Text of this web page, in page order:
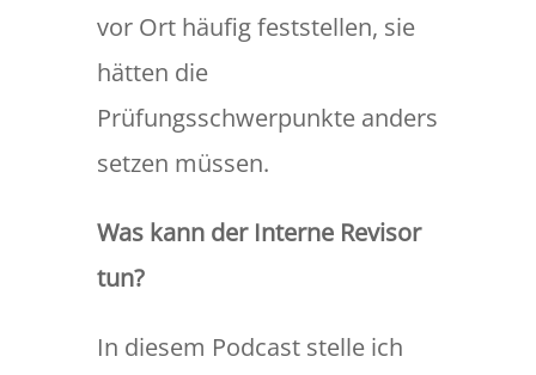
vor Ort häufig feststellen, sie
hätten die
Prüfungsschwerpunkte anders
setzen müssen.
Was kann der Interne Revisor
tun?
In diesem Podcast stelle ich